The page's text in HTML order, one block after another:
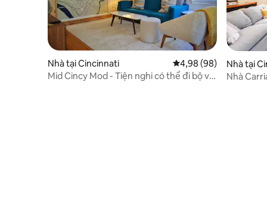
Nhà tại Cincinnati Xếp hạng trung bình
4,98 (98)
Mid Cincy Mod - Tiện nghi có thể đi bộ và
Nhà tại
Nhà